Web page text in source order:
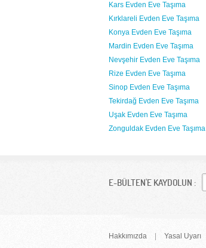
Kars Evden Eve Taşıma
Kırklareli Evden Eve Taşıma
Konya Evden Eve Taşıma
Mardin Evden Eve Taşıma
Nevşehir Evden Eve Taşıma
Rize Evden Eve Taşıma
Sinop Evden Eve Taşıma
Tekirdağ Evden Eve Taşıma
Uşak Evden Eve Taşıma
Zonguldak Evden Eve Taşıma
E-BÜLTEN'E KAYDOLUN :
Hakkımızda Yasal Uyarı